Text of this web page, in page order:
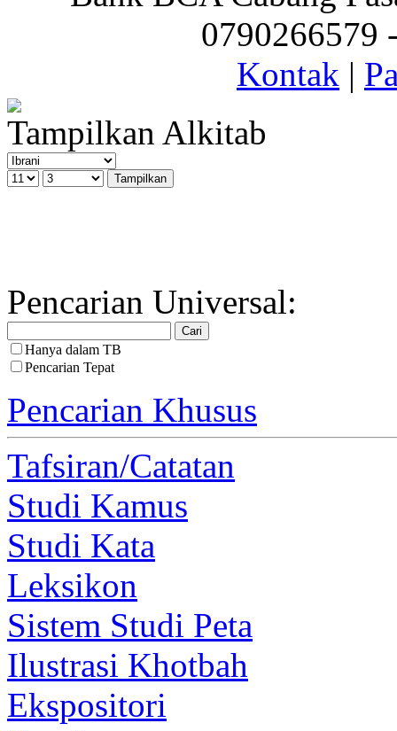
0790266579
Kontak |
Tampilkan Alkitab
Pencarian Universal:
Hanya dalam TB
Pencarian Tepat
Pencarian Khusus
Tafsiran/Catatan
Studi Kamus
Studi Kata
Leksikon
Sistem Studi Peta
Ilustrasi Khotbah
Ekspositori